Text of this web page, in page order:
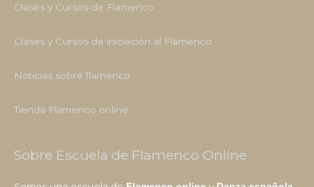
Clases y Cursos de Flamenco
Clases y Cursos de iniciación al Flamenco
Noticias sobre flamenco
Tienda Flamenco online
Sobre Escuela de Flamenco Online